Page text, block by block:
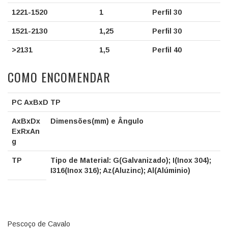
1221-1520 1 Perfil 30
1521-2130 1,25 Perfil 30
>2131 1,5 Perfil 40
COMO ENCOMENDAR
PC AxBxD TP
AxBxDx
ExRxAn
g
Dimensões(mm) e Ângulo
TP
Tipo de Material: G(Galvanizado); I(Inox 304);
I316(Inox 316); Az(Aluzinc); Al(Alúminio)
Pescoço de Cavalo